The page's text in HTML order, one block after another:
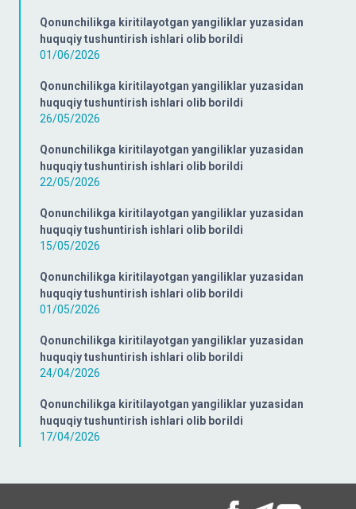
Qonunchilikga kiritilayotgan yangiliklar yuzasidan
huquqiy tushuntirish ishlari olib borildi
01/06/2026
Qonunchilikga kiritilayotgan yangiliklar yuzasidan
huquqiy tushuntirish ishlari olib borildi
26/05/2026
Qonunchilikga kiritilayotgan yangiliklar yuzasidan
huquqiy tushuntirish ishlari olib borildi
22/05/2026
Qonunchilikga kiritilayotgan yangiliklar yuzasidan
huquqiy tushuntirish ishlari olib borildi
15/05/2026
Qonunchilikga kiritilayotgan yangiliklar yuzasidan
huquqiy tushuntirish ishlari olib borildi
01/05/2026
Qonunchilikga kiritilayotgan yangiliklar yuzasidan
huquqiy tushuntirish ishlari olib borildi
24/04/2026
Qonunchilikga kiritilayotgan yangiliklar yuzasidan
huquqiy tushuntirish ishlari olib borildi
17/04/2026